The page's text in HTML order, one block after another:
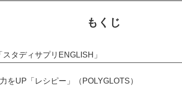
もくじ
タディサプリENGLISH」
をUP「レシピー」（POLYGLOTS）